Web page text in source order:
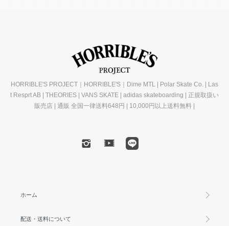
HORRIBLE'S PROJECT｜HORRIBLE'S｜Dime MTL | Polar Skate Co. | Las
t Resprt AB | THEORIES | VANS SKATE | adidas skateboarding | 正規取扱い
販売店 | 通販 全国一律送料648円 | 10,000円以上送料無料 |
ホーム
配送・送料について